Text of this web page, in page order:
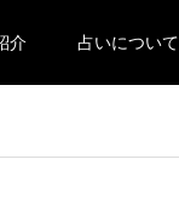
介 占いについて